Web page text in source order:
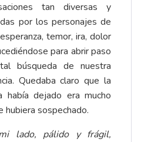
tan diversas y
por los personajes de
temor, ira, dolor
para abrir paso
búsqueda de nuestra
Quedaba claro que la
había dejado era mucho
hubiera sospechado.
lado, pálido y frágil,